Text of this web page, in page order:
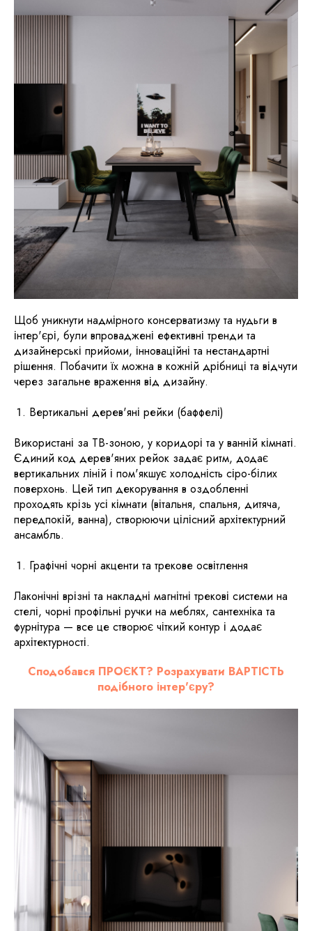
Щоб уникнути надмірного консерватизму та нудьги в
інтер'єрі, були впроваджені ефективні тренди та
дизайнерські прийоми, інноваційні та нестандартні
рішення. Побачити їх можна в кожній дрібниці та відчути
через загальне враження від дизайну.
​Вертикальні дерев'яні рейки (баффелі)
​Використані за ТВ-зоною, у коридорі та у ванній кімнаті.
​Єдиний код дерев'яних рейок задає ритм, додає
вертикальних ліній і пом'якшує холодність сіро-білих
поверхонь. Цей тип декорування в оздобленні
проходять крізь усі кімнати (вітальня, спальня, дитяча,
передпокій, ванна), створюючи цілісний архітектурний
ансамбль.
Графічні чорні акценти та трекове освітлення
Лаконічні врізні та накладні магнітні трекові системи на
стелі, чорні профільні ручки на меблях, сантехніка та
фурнітура — все це створює чіткий контур і додає
архітектурності.
Сподобався ПРОЄКТ? Розрахувати ВАРТІСТЬ
подібного інтер'єру?